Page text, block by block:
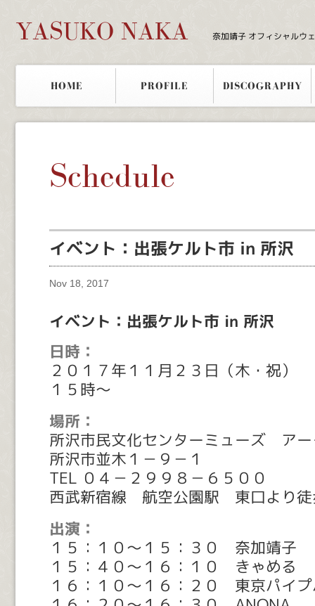
YASUKO NAKA 奈加靖子 オフィシャルウ
HOME PROFILE DISCOGRAPHY
Schedule
イベント：出張ケルト市 in 所沢
Nov 18, 2017
イベント：出張ケルト市 in 所沢
日時：
２０１７年１１月２３日（木・祝）
１５時～
場所：
所沢市民文化センターミューズ ア
所沢市並木１－９－１
TEL ０４－２９９８－６５００
西武新宿線 航空公園駅 東口より徒
出演：
１５：１０～１５：３０ 奈加靖子
１５：４０～１６：１０ きゃめる
１６：１０～１６：２０ 東京パイ